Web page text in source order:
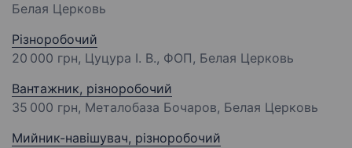
Белая Церковь
Різноробочий
20 000 грн, Цуцура І. В., ФОП, Белая Церковь
Вантажник, різноробочий
35 000 грн, Металобаза Бочаров, Белая Церковь
Мийник-навішувач, різноробочий